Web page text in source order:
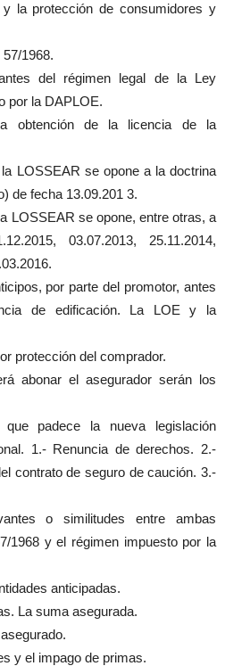
y la protección de consumidores y
1968.
del régimen legal de la Ley
por la DAPLOE.
obtención de la licencia de la
LOSSEAR se opone a la doctrina
de fecha 13.09.201 3.
LOSSEAR se opone, entre otras, a
03.07.2013, 25.11.2014,
por parte del promotor, antes
de edificación. La LOE y la
protección del comprador.
abonar el asegurador serán los
que padece la nueva legislación
1.- Renuncia de derechos. 2.-
contrato de seguro de caución. 3.-
o similitudes entre ambas
1968 y el régimen impuesto por la
anticipadas.
La suma asegurada.
y el impago de primas.